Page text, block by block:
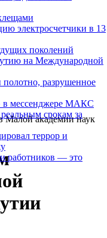
электросчетчики в 13
поколений
на Международной
разрушенное
в мессенджере МАКС
срокам за
террор и
работников — это
Малой академии наук